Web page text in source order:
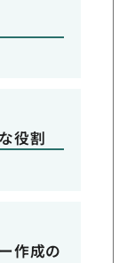
役割
作成の